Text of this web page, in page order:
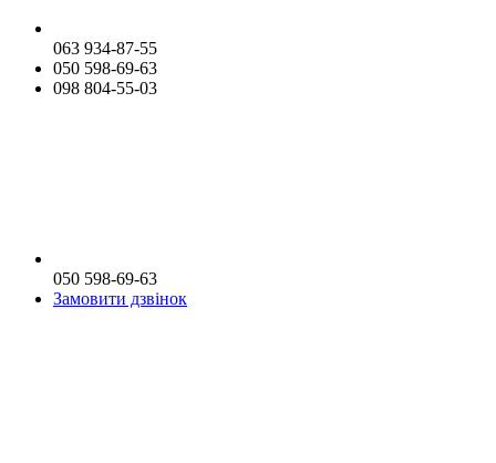
063 934-87-55
050 598-69-63
098 804-55-03
050 598-69-63
Замовити дзвінок